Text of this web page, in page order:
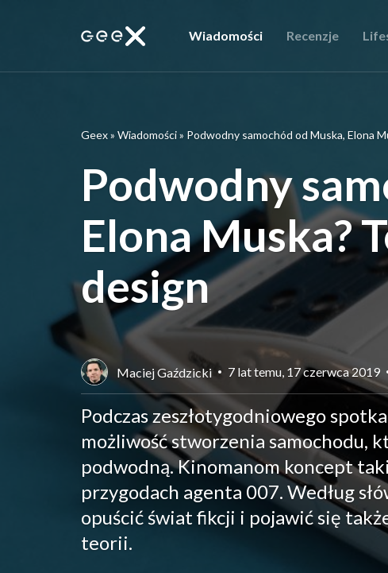
Wiadomości Recenzje
Geex» Wiadomości» Podwodny samochód od Muska, Elona
Podwodny
Elona Muska?
design
Maciej Gaździcki 7 lat temu, 17 czerwca 2019
Podczas zeszłotygodniowego
możliwość stworzenia samochodu,
podwodną. Kinomanom koncept
przygodach agenta 007. Według
opuścić świat fikcji i pojawić się
teorii.